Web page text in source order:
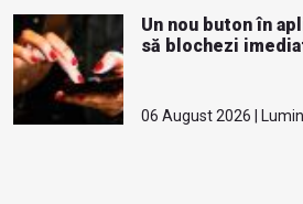
Un nou buton în
să blochezi
06 August 2026 |